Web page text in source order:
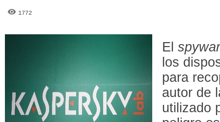
1772
El
los
para
autor de
utilizado